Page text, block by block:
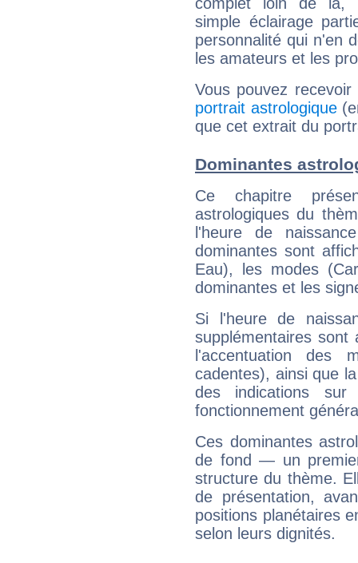
complet loin de là,
simple éclairage
personnalité qui n'en
les amateurs et les
Vous pouvez
portrait astrologique
que cet extrait du
Dominantes
Ce chapitre
astrologiques du
l'heure de
dominantes sont
Eau), les modes
dominantes et les
Si l'heure de
supplémentaires sont
l'accentuation des
cadentes), ainsi que
des indications sur
fonctionnement
Ces dominantes
de fond — un
structure du thème.
de présentation,
positions planétaires
selon leurs dignités.